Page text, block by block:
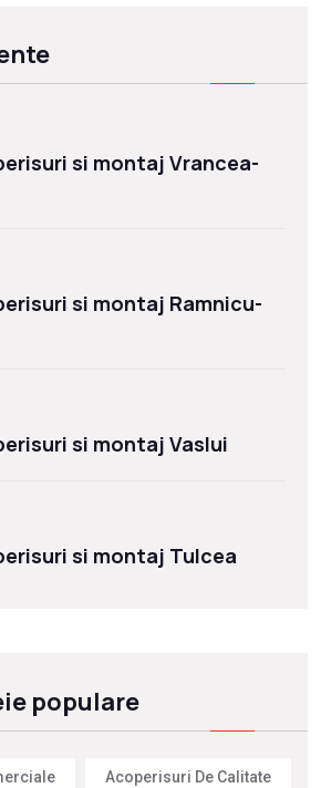
si montaj Vrancea-
si montaj Ramnicu-
si montaj Vaslui
si montaj Tulcea
populare
Acoperisuri De Calitate